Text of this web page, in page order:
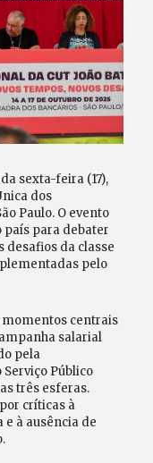
sexta-feira (17),
dos
Paulo. O evento
para debater
desafios da classe
pelo
momentos centrais
salarial
pela
Público
três esferas.
críticas à
à ausência de